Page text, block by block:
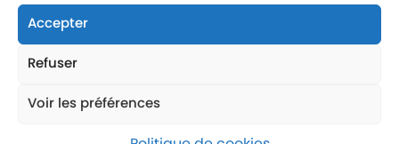
Accepter
Refuser
Voir les préférences